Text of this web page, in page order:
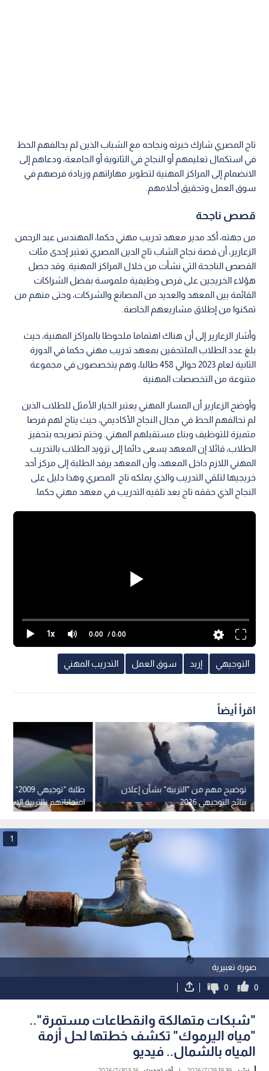
تاج المصري شارك خبرته ونجاحه مع الشباب الذين لم يحالفهم الحظ
في استكمال تعليمهم أو النجاح في الثانوية أو الجامعة، ودعاهم إلى
الانضمام إلى المراكز المهنية لتطوير مهاراتهم وزيادة فرصهم في
سوق العمل وتحقيق أحلامهم.
قصص ناجحة
من جهته، أكد مدير معهد تدريب مهني حكما، المهندس عبد الرحمن
الزعارير، أن قصة نجاح الشاب تاج الدين المصري تعتبر إحدى مئات
القصص الناجحة التي نشأت من خلال المراكز المهنية. وقد حصل
هؤلاء الخريجين على فرص وظيفية ملموسة بفضل الشراكات
القائمة بين المعهد والعديد من المصانع والشركات، وحتى منهم من
تمكنوا من إطلاق مشاريعهم الخاصة.
وأشار الزعارير إلى أن هناك اهتماما ملحوظا بالمراكز المهنية، حيث
بلغ عدد الطلاب الملتحقين بمعهد تدريب مهني حكما في الدورة
الثانية لعام 2023 حوالي 458 طالبا، وهم يتخصصون في مجموعة
متنوعة من التخصصات المهنية
وأوضح الزعارير أن المسار المهني يعتبر الخيار الأمثل للطلاب الذين
لم تحالفهم الحظ في مجال النجاح الأكاديمي، حيث يتاح لهم فرصا
متميزة للتوظيف وبناء مستقبلهم المهني. وختم تصريحه بتحفيز
الطلاب، قائلا إن المعهد يسعى دائما إلى تزويد الطلاب بالتدريب
المهني اللازم داخل المعهد، وأن المعهد يرفد الطلبة إلى مركز أحد
خريجيها لتلقي التدريب والذي يملكه تاج المصري وهذا دليل على
النجاح الذي حققه تاج بعد تلقيه التدريب في معهد مهني حكما.
1x 0:00 / 0:00
التوجيهي إربد سوق العمل التدريب المهني
اقرأ أيضاً
طلبة "توجيهي
امتحاناتهم بالتربية
- بالفيديو
توضيح مهم من "التربية" بشأن إعلان
نتائج التوجيهي 2026
صورة تعبيرية
1
0
0
"شبكات متهالكة وانقطاعات مستمرة"..
"مياه اليرموك" تكشف خطتها لحل أزمة
المياه بالشمال.. فيديو